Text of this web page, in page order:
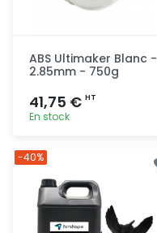
ABS Ultimaker Blanc -
2.85mm - 750g
41,75 € HT
En stock
-40%